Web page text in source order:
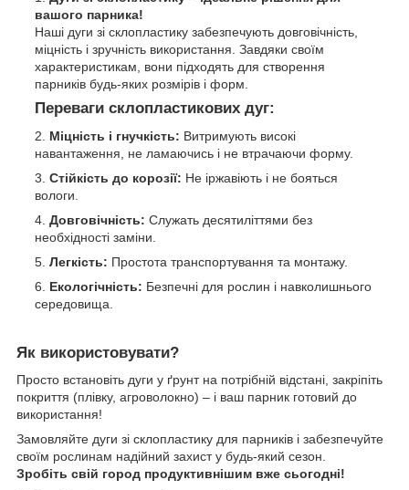
вашого парника!
Наші дуги зі склопластику забезпечують довговічність,
міцність і зручність використання. Завдяки своїм
характеристикам, вони підходять для створення
парників будь-яких розмірів і форм.
Переваги склопластикових дуг:
Міцність і гнучкість: Витримують високі
навантаження, не ламаючись і не втрачаючи форму.
Стійкість до корозії: Не іржавіють і не бояться
вологи.
Довговічність: Служать десятиліттями без
необхідності заміни.
Легкість: Простота транспортування та монтажу.
Екологічність: Безпечні для рослин і навколишнього
середовища.
Як використовувати?
Просто встановіть дуги у ґрунт на потрібній відстані, закріпіть
покриття (плівку, агроволокно) – і ваш парник готовий до
використання!
Замовляйте дуги зі склопластику для парників і забезпечуйте
своїм рослинам надійний захист у будь-який сезон.
Зробіть свій город продуктивнішим вже сьогодні!